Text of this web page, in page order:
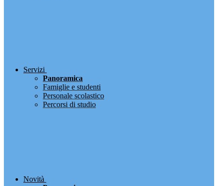
Servizi
Panoramica
Famiglie e studenti
Personale scolastico
Percorsi di studio
Novità